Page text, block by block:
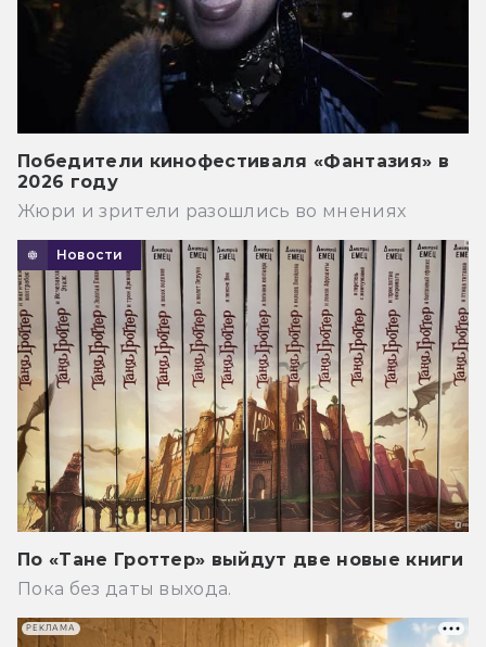
Победители кинофестиваля «Фантазия» в
2026 году
Жюри и зрители разошлись во мнениях
Новости
По «Тане Гроттер» выйдут две новые книги
Пока без даты выхода.
РЕКЛАМА